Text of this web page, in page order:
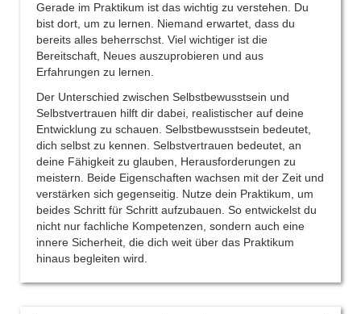
Gerade im Praktikum ist das wichtig zu verstehen. Du
bist dort, um zu lernen. Niemand erwartet, dass du
bereits alles beherrschst. Viel wichtiger ist die
Bereitschaft, Neues auszuprobieren und aus
Erfahrungen zu lernen.
Der Unterschied zwischen Selbstbewusstsein und
Selbstvertrauen hilft dir dabei, realistischer auf deine
Entwicklung zu schauen. Selbstbewusstsein bedeutet,
dich selbst zu kennen. Selbstvertrauen bedeutet, an
deine Fähigkeit zu glauben, Herausforderungen zu
meistern. Beide Eigenschaften wachsen mit der Zeit und
verstärken sich gegenseitig. Nutze dein Praktikum, um
beides Schritt für Schritt aufzubauen. So entwickelst du
nicht nur fachliche Kompetenzen, sondern auch eine
innere Sicherheit, die dich weit über das Praktikum
hinaus begleiten wird.